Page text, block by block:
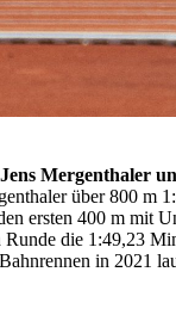
Mergenthaler
über 800 m
ersten 400 m mit
die 1:49,23
in 2021